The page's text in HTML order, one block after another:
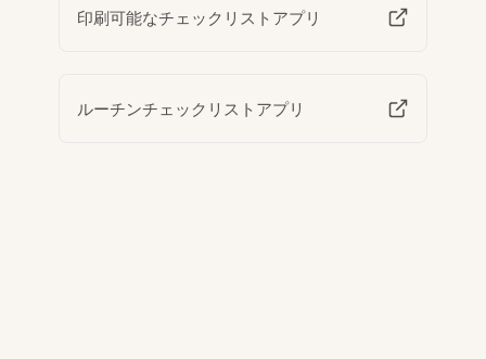
印刷可能なチェックリストアプリ
ルーチンチェックリストアプリ